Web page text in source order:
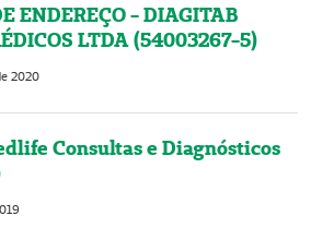
ENDEREÇO - DIAGITAB
LTDA (54003267-5)
2020
Consultas e Diagnósticos